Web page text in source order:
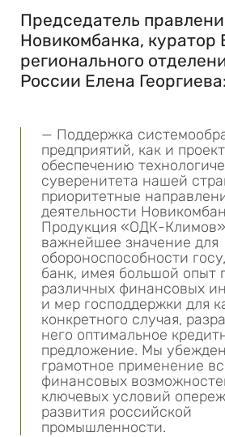
Председатель
Новикомбанка, куратор
регионального
России Елена Георгиева:
— Поддержка
предприятий, как и
обеспечению
суверенитета нашей
приоритетные
деятельности
Продукция «ОДК-
важнейшее значение для
обороноспособности
банк, имея большой опыт
различных финансовых
и мер господдержки для
конкретного случая,
него оптимальное
предложение. Мы
грамотное применение
финансовых
ключевых условий
развития российской
промышленности.